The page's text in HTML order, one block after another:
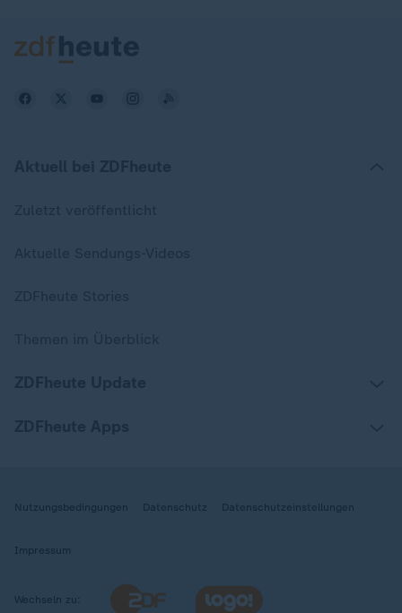
Nutzungsbedingungen Datenschutz Datenschutzeinstellungen
Impressum
Wechseln zu: